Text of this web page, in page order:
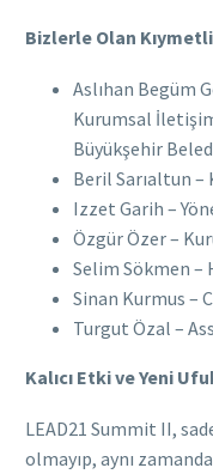
Bizlerle Olan
Aslıhan Begüm
Kurumsal
Büyükşehir
Beril Sarıaltun –
Izzet Garih –
Özgür Özer –
Selim Sökmen –
Sinan Kurmus –
Turgut Özal –
Kalıcı Etki ve Yeni
LEAD21 Summit II,
olmayıp, aynı